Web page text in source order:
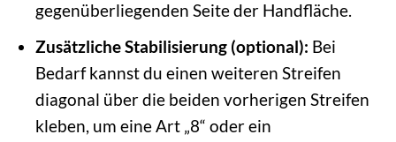
gegenüberliegenden Seite der Handfläche.
Zusätzliche Stabilisierung (optional): Bei
Bedarf kannst du einen weiteren Streifen
diagonal über die beiden vorherigen Streifen
kleben, um eine Art „8“ oder ein